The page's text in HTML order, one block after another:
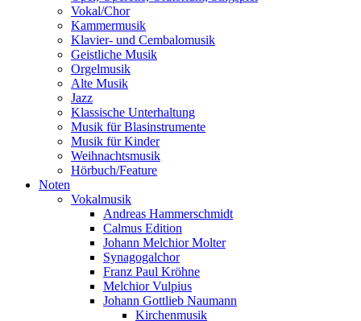
Vokal/Chor
Kammermusik
Klavier- und Cembalomusik
Geistliche Musik
Orgelmusik
Alte Musik
Jazz
Klassische Unterhaltung
Musik für Blasinstrumente
Musik für Kinder
Weihnachtsmusik
Hörbuch/Feature
Noten
Vokalmusik
Andreas Hammerschmidt
Calmus Edition
Johann Melchior Molter
Synagogalchor
Franz Paul Kröhne
Melchior Vulpius
Johann Gottlieb Naumann
Kirchenmusik